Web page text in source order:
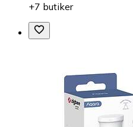
+7 butiker